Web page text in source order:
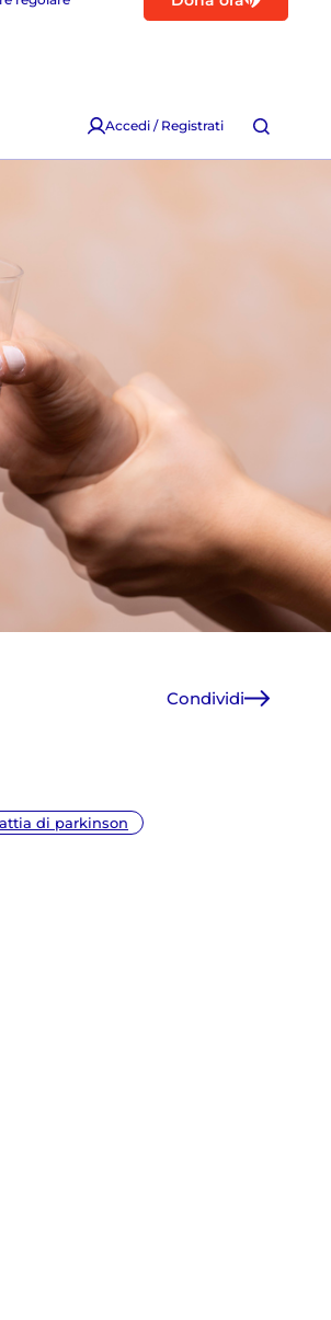
Accedi / Registrati
Condividi
di parkinson